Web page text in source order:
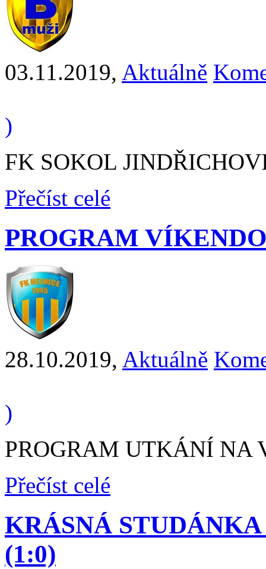
03.11.2019, Aktuálně
)
FK SOKOL
Přečíst celé
PROGRAM
28.10.2019, Aktuálně
)
PROGRAM UTKÁNÍ NA
Přečíst celé
KRÁSNÁ
(1:0)